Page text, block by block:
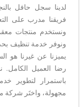
لدينا سجل حافل
فريقنا مدرب على
ونستخدم منتجات
ونوفر خدمة تنظيف
يميزنا عن غيرنا هو
رضا العميل
باستمرار لتطوير
مجهولة، واختَر شركة